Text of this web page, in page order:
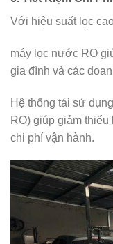
Với hiệu suất lọc
máy lọc nước RO
gia đình và các
Hệ thống tái sử
RO) giúp giảm
chi phí vận hành.